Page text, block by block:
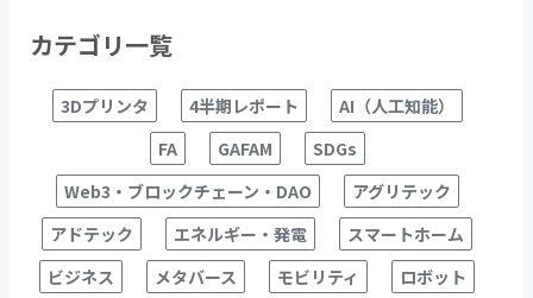
o
k
カテゴリ一覧
3Dプリンタ 4半期レポート
AI（人工知能）
FA
GAFAM
SDGs
Web3・ブロックチェーン・DAO
アグリテック
アドテック
エネルギー・発電
スマートホーム
ビジネス
メタバース モビリティ
ロボット